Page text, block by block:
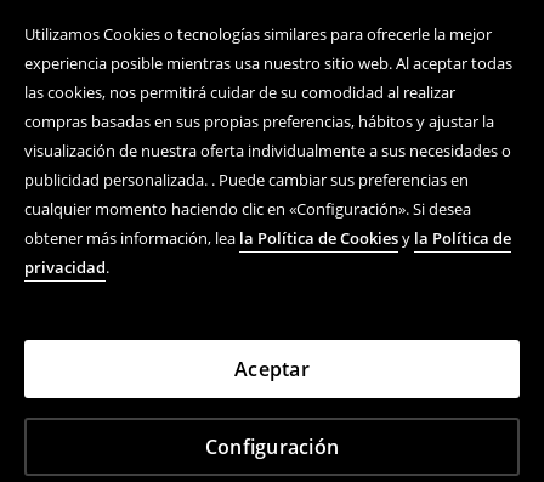
Utilizamos Cookies o tecnologías similares para ofrecerle la mejor
experiencia posible mientras usa nuestro sitio web. Al aceptar todas
las cookies, nos permitirá cuidar de su comodidad al realizar
compras basadas en sus propias preferencias, hábitos y ajustar la
visualización de nuestra oferta individualmente a sus necesidades o
publicidad personalizada. . Puede cambiar sus preferencias en
cualquier momento haciendo clic en «Configuración». Si desea
obtener más información, lea la Política de Cookiesy la Política de
privacidad.
Configuración
Aceptar